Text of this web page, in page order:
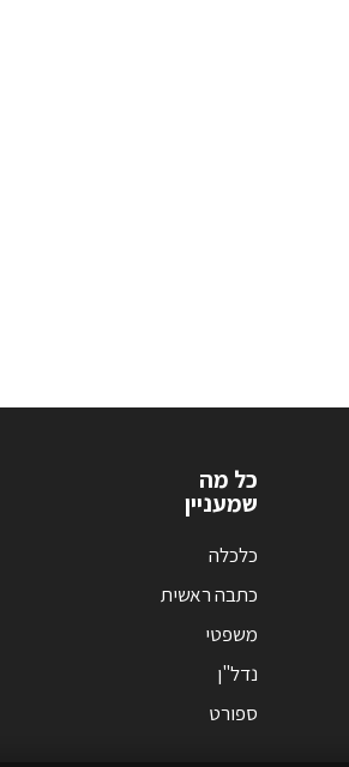
כל מה
שמעניין
כלכלה
כתבה ראשית
משפטי
נדל"ן
ספורט